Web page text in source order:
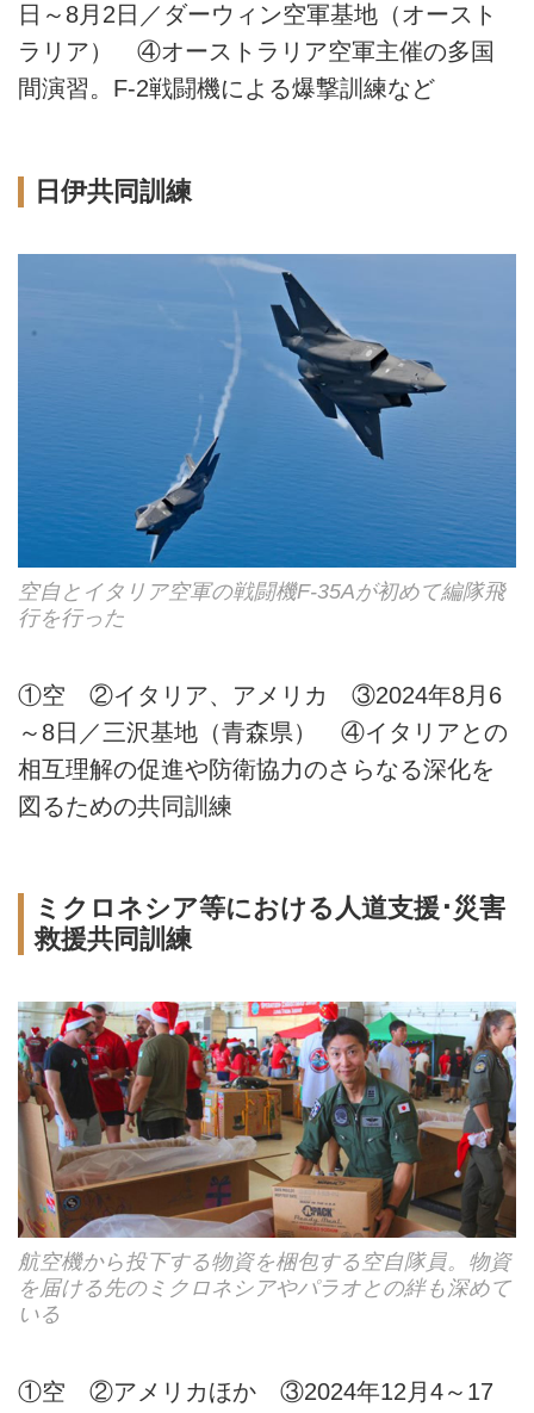
日～8月2日／ダーウィン空軍基地（オースト
ラリア） ④オーストラリア空軍主催の多国
間演習。F-2戦闘機による爆撃訓練など
日伊共同訓練
空自とイタリア空軍の戦闘機F-35Aが初めて編隊飛
行を行った
①空 ②イタリア、アメリカ ③2024年8月6
～8日／三沢基地（青森県） ④イタリアとの
相互理解の促進や防衛協力のさらなる深化を
図るための共同訓練
ミクロネシア等における人道支援･災害
救援共同訓練
航空機から投下する物資を梱包する空自隊員。物資
を届ける先のミクロネシアやパラオとの絆も深めて
いる
①空 ②アメリカほか ③2024年12月4～17